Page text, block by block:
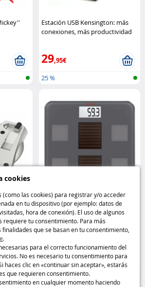
cookies
(como las cookies) para registrar y/o acceder
en tu dispositivo (por ejemplo: datos de
hora de conexión). El uso de algunos
requiere tu consentimiento. Para más
que se basan en tu consentimiento,
.
para el correcto funcionamiento del
No es necesario tu consentimiento para
haces clic en «continuar sin aceptar», estarás
que requieren consentimiento.
en cualquier momento haciendo
Estación USB Kensington: más
conexiones, más productividad
29,95€
25 %
Báscula Solar Fit Soehnle
29,95€
Casa y Ocio